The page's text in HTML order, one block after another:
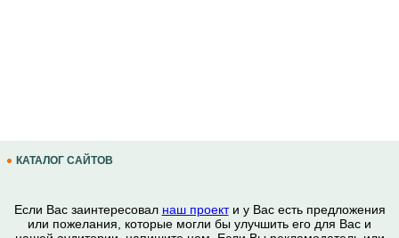
КАТАЛОГ САЙТОВ
Если Вас заинтересовал наш проекти у Вас есть предложения
или пожелания, которые могли бы улучшить его для Вас и